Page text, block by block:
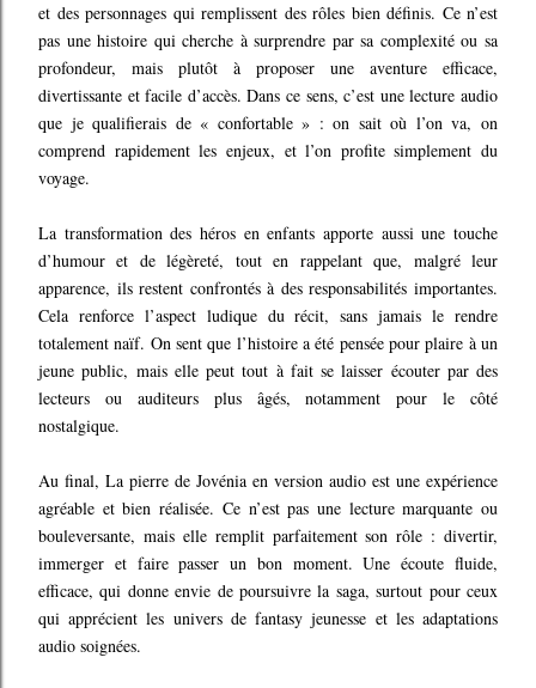
et des personnages qui remplissent des rôles bien définis. Ce n’est
pas une histoire qui cherche à surprendre par sa complexité ou sa
profondeur, mais plutôt à proposer une aventure efficace,
divertissante et facile d’accès. Dans ce sens, c’est une lecture audio
que je qualifierais de « confortable » : on sait où l’on va, on
comprend rapidement les enjeux, et l’on profite simplement du
voyage.
La transformation des héros en enfants apporte aussi une touche
d’humour et de légèreté, tout en rappelant que, malgré leur
apparence, ils restent confrontés à des responsabilités importantes.
Cela renforce l’aspect ludique du récit, sans jamais le rendre
totalement naïf. On sent que l’histoire a été pensée pour plaire à un
jeune public, mais elle peut tout à fait se laisser écouter par des
lecteurs ou auditeurs plus âgés, notamment pour le côté
nostalgique.
Au final, La pierre de Jovénia en version audio est une expérience
agréable et bien réalisée. Ce n’est pas une lecture marquante ou
bouleversante, mais elle remplit parfaitement son rôle : divertir,
immerger et faire passer un bon moment. Une écoute fluide,
efficace, qui donne envie de poursuivre la saga, surtout pour ceux
qui apprécient les univers de fantasy jeunesse et les adaptations
audio soignées.